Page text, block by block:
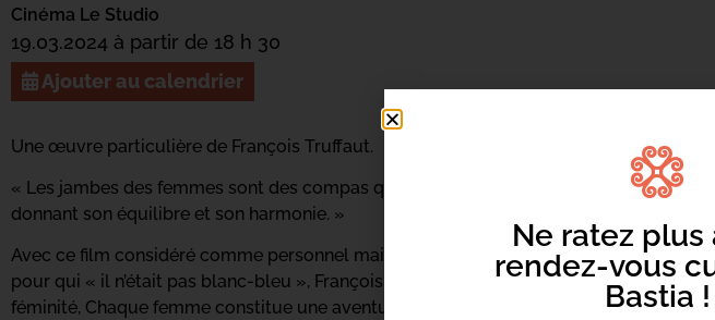
Cinéma Le Studio
19.03.2024 à partir de 18 h 30
Ajouter au calendrier
Une œuvre particulière de François Truffaut.
« Les jambes des femmes sont des compas qui arpentent le globe terrestre en tous
donnant son équilibre et son harmonie. »
Avec ce film considéré comme personnel mais pas tout à fait à son image d’après
pour qui « il n’était pas blanc-bleu », François Truffaut semble livrer un chant
féminité, Chaque femme constitue une aventure singulière et irremplaçable. C’est
Ne ratez plus
rendez-vous
Bastia !